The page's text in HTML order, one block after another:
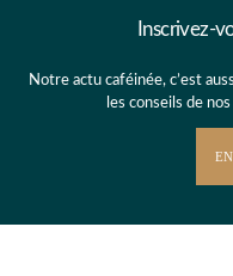
Inscrivez-
Notre actu caféinée, c’est
les conseils de